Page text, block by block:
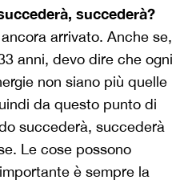
succederà?
arrivato. Anche se,
anni, devo dire che ogni
non siano più quelle
da questo punto di
succederà, succederà
Le cose possono
è sempre la